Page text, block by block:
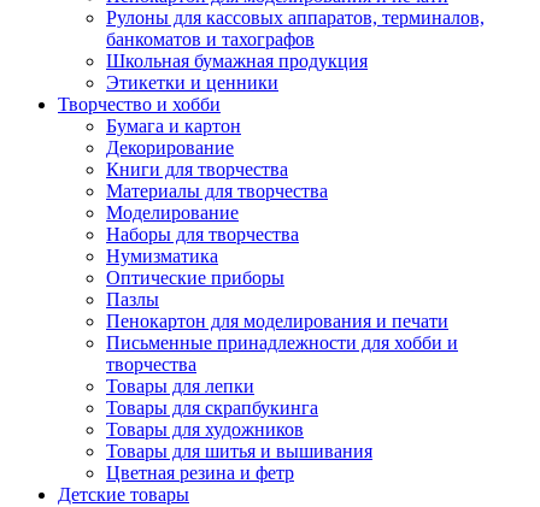
Рулоны для кассовых аппаратов, терминалов,
банкоматов и тахографов
Школьная бумажная продукция
Этикетки и ценники
Творчество и хобби
Бумага и картон
Декорирование
Книги для творчества
Материалы для творчества
Моделирование
Наборы для творчества
Нумизматика
Оптические приборы
Пазлы
Пенокартон для моделирования и печати
Письменные принадлежности для хобби и
творчества
Товары для лепки
Товары для скрапбукинга
Товары для художников
Товары для шитья и вышивания
Цветная резина и фетр
Детские товары